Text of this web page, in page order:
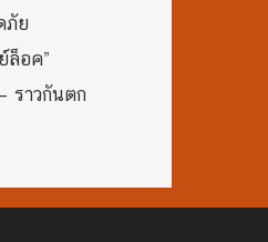
ภัย
ล็อค”
ราวกันตก